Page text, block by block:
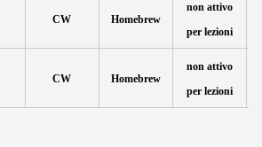
CW Homebrew
non attivo
per lezioni
CW Homebrew
non attivo
per lezioni